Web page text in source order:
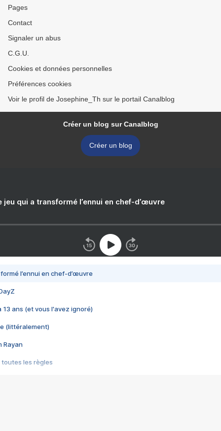
Pages
Contact
Signaler un abus
C.G.U.
Cookies et données personnelles
Préférences cookies
Voir le profil de Josephine_Th sur le portail Canalblog
Créer un blog sur Canalblog
Créer un blog
jeu qui a transformé l’ennui en chef-d’œuvre
l’ennui en chef-d’œuvre
13 ans (et vous l'avez ignoré)
(littéralement)
Rayan
toutes les règles